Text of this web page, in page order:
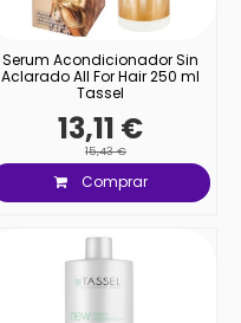
Serum Acondicionador Sin
Aclarado All For Hair 250 ml
Tassel
13,11 €
15,43 €
Comprar